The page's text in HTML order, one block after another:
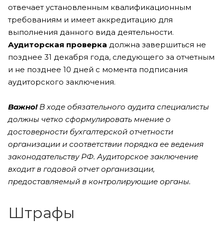
отвечает установленным квалификационным
требованиям и имеет аккредитацию для
выполнения данного вида деятельности.
Аудиторская проверка должна завершиться не
позднее 31 декабря года, следующего за отчетным
и не позднее 10 дней с момента подписания
аудиторского заключения.
Важно!В ходе обязательного аудита специалисты
должны четко сформулировать мнение о
достоверности бухгалтерской отчетности
организации и соответствии порядка ее ведения
законодательству РФ. Аудиторское заключение
входит в годовой отчет организации,
предоставляемый в контролирующие органы.
Штрафы